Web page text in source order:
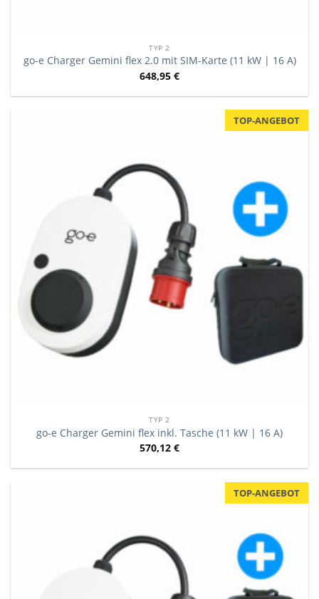
TYP 2
go-e Charger Gemini flex 2.0 mit SIM-Karte (11 kW | 16 A)
648,95 €
TOP-ANGEBOT
TYP 2
go-e Charger Gemini flex inkl. Tasche (11 kW | 16 A)
570,12 €
TOP-ANGEBOT